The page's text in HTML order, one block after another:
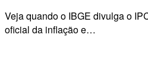
Veja quando o IBGE divulga o
oficial da inflação e…